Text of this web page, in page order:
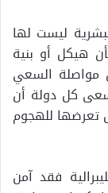
ليست لها
هيكل أو بنية
مواصلة السعي
كل دولة أن
تعرضها للهجوم
فقد آمن